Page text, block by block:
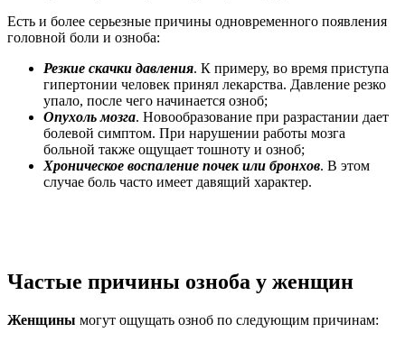
Есть и более серьезные причины одновременного появления
головной боли и озноба:
Резкие скачки давления. К примеру, во время приступа
гипертонии человек принял лекарства. Давление резко
упало, после чего начинается озноб;
Опухоль мозга. Новообразование при разрастании дает
болевой симптом. При нарушении работы мозга
больной также ощущает тошноту и озноб;
Хроническое воспаление почек или бронхов. В этом
случае боль часто имеет давящий характер.
Частые причины озноба у женщин
Женщины могут ощущать озноб по следующим причинам: